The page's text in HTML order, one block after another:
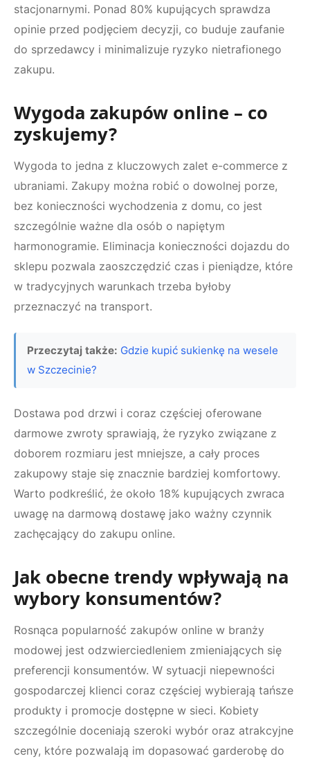
stacjonarnymi. Ponad 80% kupujących sprawdza
opinie przed podjęciem decyzji, co buduje zaufanie
do sprzedawcy i minimalizuje ryzyko nietrafionego
zakupu.
Wygoda zakupów online – co
zyskujemy?
Wygoda to jedna z kluczowych zalet e-commerce z
ubraniami. Zakupy można robić o dowolnej porze,
bez konieczności wychodzenia z domu, co jest
szczególnie ważne dla osób o napiętym
harmonogramie. Eliminacja konieczności dojazdu do
sklepu pozwala zaoszczędzić czas i pieniądze, które
w tradycyjnych warunkach trzeba byłoby
przeznaczyć na transport.
Przeczytaj także: Gdzie kupić sukienkę na wesele
w Szczecinie?
Dostawa pod drzwi i coraz częściej oferowane
darmowe zwroty sprawiają, że ryzyko związane z
doborem rozmiaru jest mniejsze, a cały proces
zakupowy staje się znacznie bardziej komfortowy.
Warto podkreślić, że około 18% kupujących zwraca
uwagę na darmową dostawę jako ważny czynnik
zachęcający do zakupu online.
Jak obecne trendy wpływają na
wybory konsumentów?
Rosnąca popularność zakupów online w branży
modowej jest odzwierciedleniem zmieniających się
preferencji konsumentów. W sytuacji niepewności
gospodarczej klienci coraz częściej wybierają tańsze
produkty i promocje dostępne w sieci. Kobiety
szczególnie doceniają szeroki wybór oraz atrakcyjne
ceny, które pozwalają im dopasować garderobę do